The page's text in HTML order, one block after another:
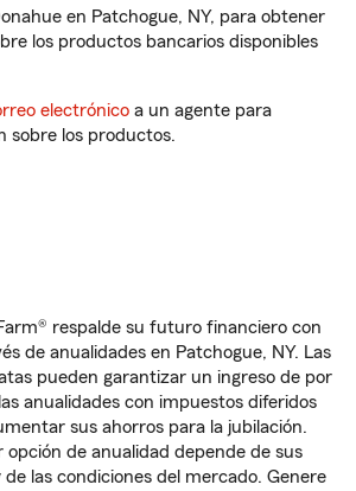
en Patchogue, NY, para obtener
los productos bancarios disponibles
electrónico a un agente para
sobre los productos.
respalde su futuro financiero con
de anualidades en Patchogue, NY. Las
pueden garantizar un ingreso de por
anualidades con impuestos diferidos
sus ahorros para la jubilación.
opción de anualidad depende de sus
las condiciones del mercado. Genere